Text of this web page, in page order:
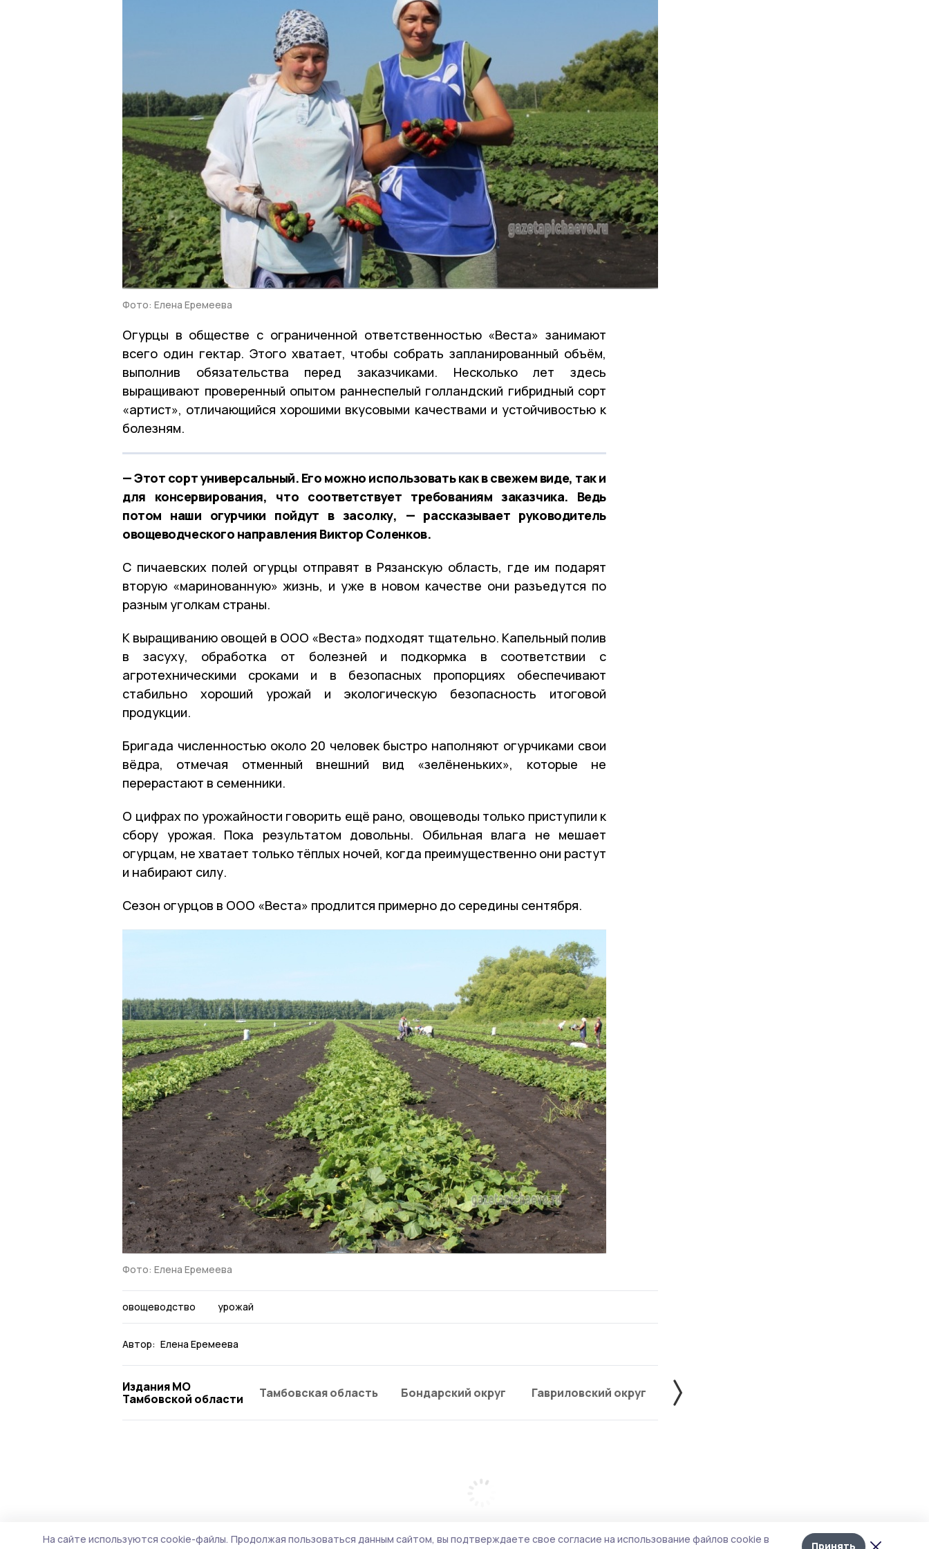
Лента
новостей
Фото: Елена Еремеева
Огурцы в обществе с ограниченной ответственностью «Веста» занимают
всего один гектар. Этого хватает, чтобы собрать запланированный объём,
выполнив обязательства перед заказчиками. Несколько лет здесь
выращивают проверенный опытом раннеспелый голландский гибридный сорт
«артист», отличающийся хорошими вкусовыми качествами и устойчивостью к
болезням.
— Этот сорт универсальный. Его можно использовать как в свежем виде, так и
для консервирования, что соответствует требованиям заказчика. Ведь
потом наши огурчики пойдут в засолку, — рассказывает руководитель
овощеводческого направления Виктор Соленков.
С пичаевских полей огурцы отправят в Рязанскую область, где им подарят
вторую «маринованную» жизнь, и уже в новом качестве они разъедутся по
разным уголкам страны.
К выращиванию овощей в ООО «Веста» подходят тщательно. Капельный полив
в засуху, обработка от болезней и подкормка в соответствии с
агротехническими сроками и в безопасных пропорциях обеспечивают
стабильно хороший урожай и экологическую безопасность итоговой
продукции.
Бригада численностью около 20 человек быстро наполняют огурчиками свои
вёдра, отмечая отменный внешний вид «зелёненьких», которые не
перерастают в семенники.
О цифрах по урожайности говорить ещё рано, овощеводы только приступили к
сбору урожая. Пока результатом довольны. Обильная влага не мешает
огурцам, не хватает только тёплых ночей, когда преимущественно они растут
и набирают силу.
Сезон огурцов в ООО «Веста» продлится примерно до середины сентября.
Фото: Елена Еремеева
овощеводство урожай
Автор: Елена Еремеева
Издания МО
Тамбовской области
Тамбовская область Бондарский округ Гавриловский округ Жердевский округ
На сайте используются cookie-файлы. Продолжая пользоваться данным сайтом, вы подтверждаете свое согласие на использование файлов cookie в
Принять